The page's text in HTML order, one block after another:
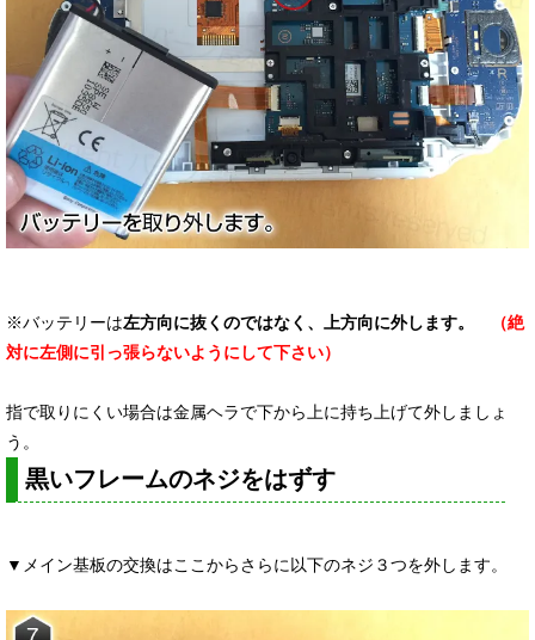
※バッテリーは左方向に抜くのではなく、上方向に外します。
（絶
対に左側に引っ張らないようにして下さい）
指で取りにくい場合は金属ヘラで下から上に持ち上げて外しましょ
う。
黒いフレームのネジをはずす
▼メイン基板の交換はここからさらに以下のネジ３つを外します。